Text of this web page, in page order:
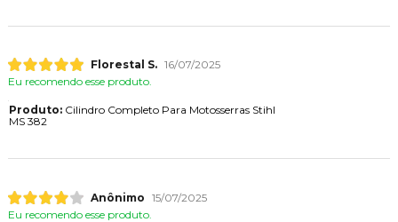
Florestal S. 16/07/2025
Eu recomendo esse produto.
Produto:Cilindro Completo Para Motosserras Stihl
MS 382
Anônimo 15/07/2025
Eu recomendo esse produto.